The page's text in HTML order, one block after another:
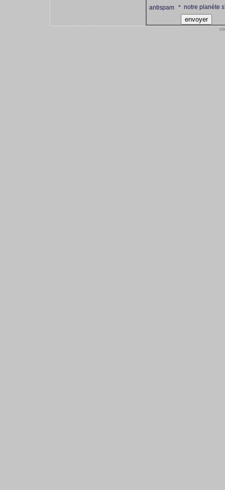
antispam *notre planète